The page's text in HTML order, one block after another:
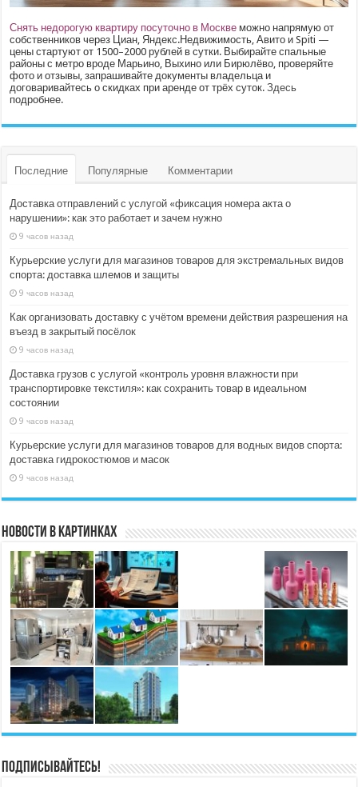
Снять недорогую квартиру посуточно в Москве можно напрямую от
собственников через Циан, Яндекс.Недвижимость, Авито и Spiti —
цены стартуют от 1500–2000 рублей в сутки. Выбирайте спальные
районы с метро вроде Марьино, Выхино или Бирюлёво, проверяйте
фото и отзывы, запрашивайте документы владельца и
договаривайтесь о скидках при аренде от трёх суток.Здесь
подробнее.
Последние Популярные Комментарии
Доставка отправлений с услугой «фиксация номера акта о
нарушении»: как это работает и зачем нужно
9 часов назад
Курьерские услуги для магазинов товаров для экстремальных видов
спорта: доставка шлемов и защиты
9 часов назад
Как организовать доставку с учётом времени действия разрешения на
въезд в закрытый посёлок
9 часов назад
Доставка грузов с услугой «контроль уровня влажности при
транспортировке текстиля»: как сохранить товар в идеальном
состоянии
9 часов назад
Курьерские услуги для магазинов товаров для водных видов спорта:
доставка гидрокостюмов и масок
9 часов назад
Новости в картинках
Подписывайтесь!